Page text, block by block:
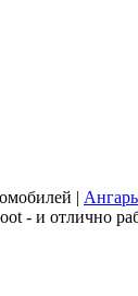
|
- и отлично